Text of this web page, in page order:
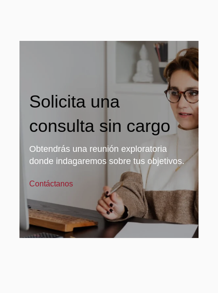
Solicita una
consulta sin cargo
Obtendrás una reunión exploratoria
donde indagaremos sobre tus objetivos.
Contáctanos